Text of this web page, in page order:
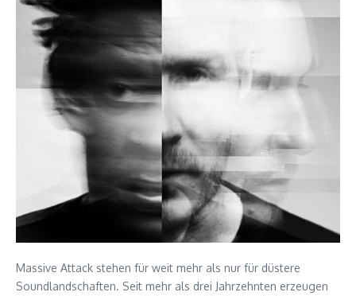
Massive Attack stehen für weit mehr als nur für düstere
Soundlandschaften. Seit mehr als drei Jahrzehnten erzeugen